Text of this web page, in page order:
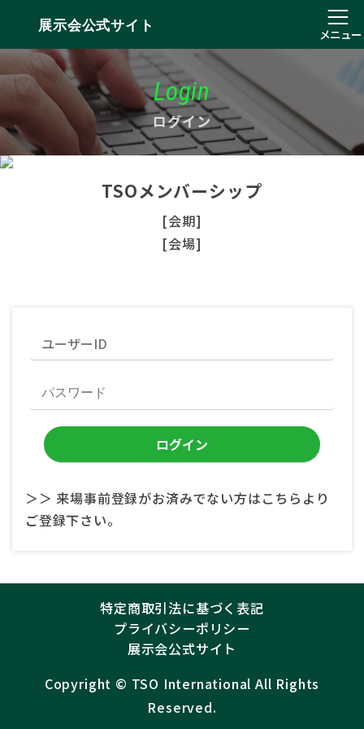
展示会公式サイト
メニュー
Login
ログイン
TSOメンバーシップ
[会期]
[会場]
＞＞ 来場事前登録がお済みでない方はこちらより
ご登録下さい。
特定商取引法に基づく表記
プライバシーポリシー
展示会公式サイト
Copyright ©︎ TSO International All Rights
Reserved.